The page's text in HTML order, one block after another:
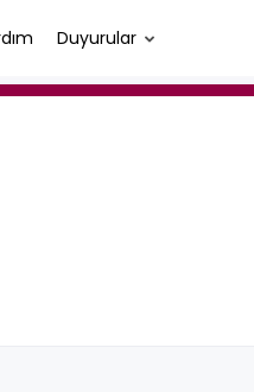
Duyurular